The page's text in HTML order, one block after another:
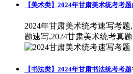
【美术类】2024年甘肃美术统考考
2024年甘肃美术统考速写考
题速写,2024甘肃美术统考真题
【书法类】2024年甘肃书法统考考题